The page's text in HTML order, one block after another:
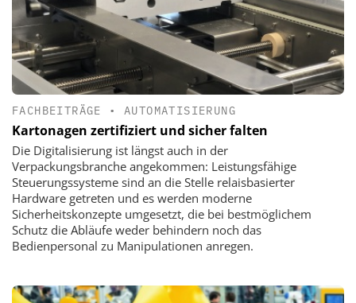
FACHBEITRÄGE •AUTOMATISIERUNG
Kartonagen zertifiziert und sicher falten
Die Digitalisierung ist längst auch in der
Verpackungsbranche angekommen: Leistungsfähige
Steuerungssysteme sind an die Stelle relaisbasierter
Hardware getreten und es werden moderne
Sicherheitskonzepte umgesetzt, die bei bestmöglichem
Schutz die Abläufe weder behindern noch das
Bedienpersonal zu Manipulationen anregen.